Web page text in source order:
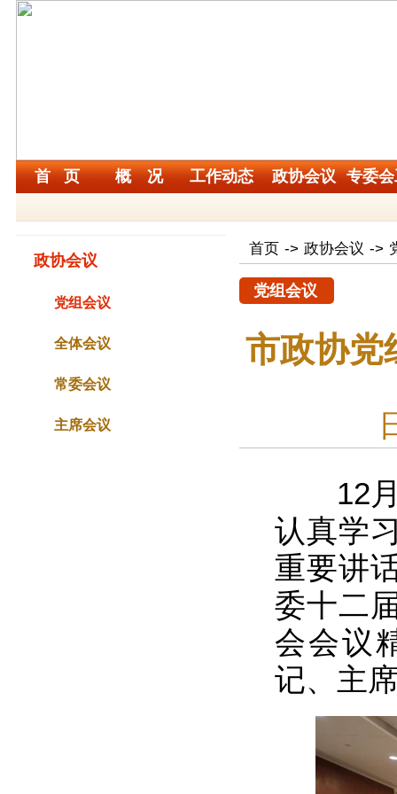
首 页 概 况 工作动态 政协会议 专委
政协会议
党组会议
全体会议
常委会议
主席会议
首页 -> 政协会议 ->
党组会议
市政协党
12月9
认真学
重要讲
委十二
会会议
记、主